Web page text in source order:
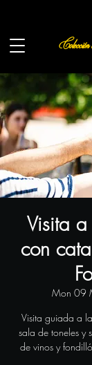
Visita
con
Mon 09
Visita guiada a
sala de toneles y
de vinos y